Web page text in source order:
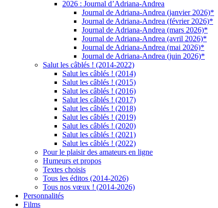
2026 : Journal d’Adriana-Andrea
Journal de Adriana-Andrea (janvier 2026)*
Journal de Adriana-Andrea (février 2026)*
Journal de Adriana-Andrea (mars 2026)*
Journal de Adriana-Andrea (avril 2026)*
Journal de Adriana-Andrea (mai 2026)*
Journal de Adriana-Andrea (juin 2026)*
Salut les câblés ! (2014-2022)
Salut les câblés ! (2014)
Salut les câblés ! (2015)
Salut les câblés ! (2016)
Salut les câblés ! (2017)
Salut les câblés ! (2018)
Salut les câblés ! (2019)
Salut les câblés ! (2020)
Salut les câblés ! (2021)
Salut les câblés ! (2022)
Pour le plaisir des amateurs en ligne
Humeurs et propos
Textes choisis
Tous les éditos (2014-2026)
Tous nos vœux ! (2014-2026)
Personnalités
Films